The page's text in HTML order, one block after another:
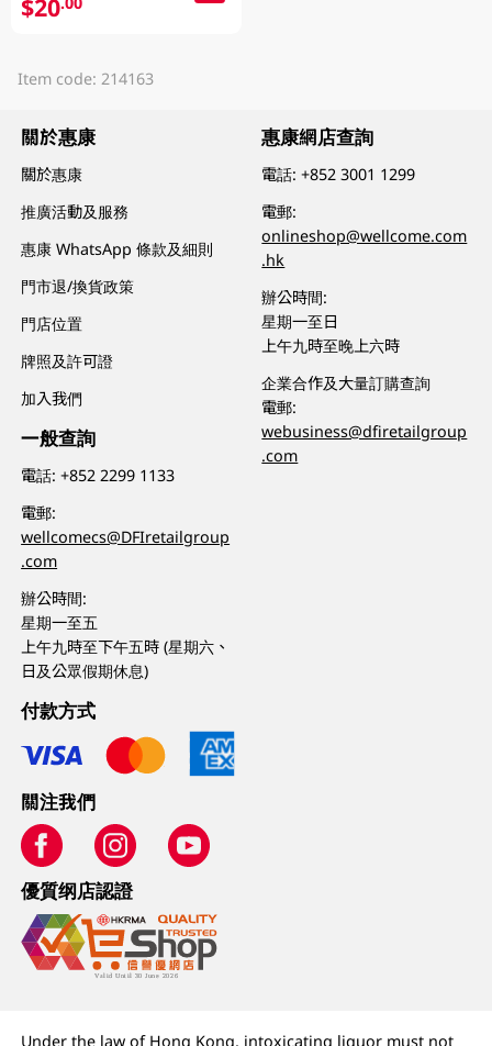
$20
Item code: 214163
關於惠康
關於惠康
推廣活動及服務
惠康 WhatsApp 條款及細則
門市退/換貨政策
門店位置
牌照及許可證
加入我們
一般查詢
電話:+852 2299 1133
電郵:
wellcomecs@DFIretailgroup
.com
辦公時間:
星期一至五
上午九時至下午五時 (星期六、
日及公眾假期休息)
惠康網店查詢
電話:+852 3001 1299
電郵:
onlineshop@wellcome.com
.hk
辦公時間:
星期一至日
上午九時至晚上六時
企業合作及大量訂購查詢
電郵:
webusiness@dfiretailgroup
.com
付款方式
關注我們
優質纲店認證
Under the law of Hong Kong, intoxicating liquor must not